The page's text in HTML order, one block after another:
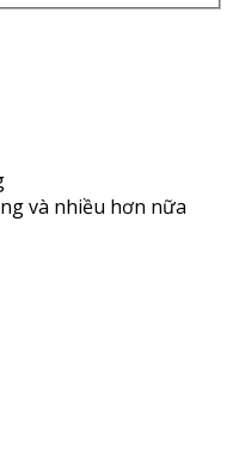
và nhiều hơn nữa